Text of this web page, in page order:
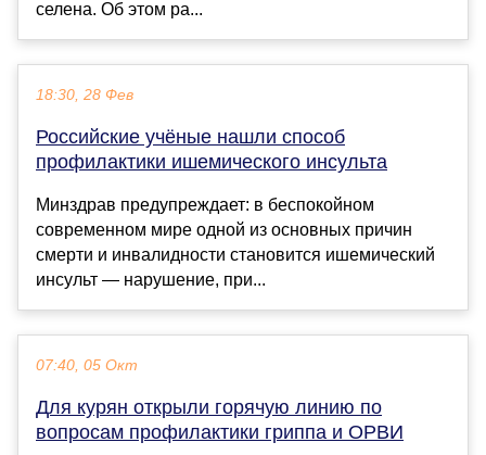
селена. Об этом ра...
18:30, 28 Фев
Российские учёные нашли способ
профилактики ишемического инсульта
Минздрав предупреждает: в беспокойном
современном мире одной из основных причин
смерти и инвалидности становится ишемический
инсульт — нарушение, при...
07:40, 05 Окт
Для курян открыли горячую линию по
вопросам профилактики гриппа и ОРВИ